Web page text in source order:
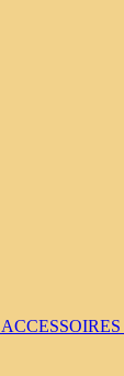
ACCESSOIRES